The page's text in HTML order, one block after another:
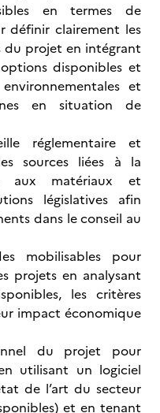
en termes de
définir clairement les
du projet en intégrant
disponibles et
et
en situation de
réglementaire et
sources liées à la
aux matériaux et
législatives afin
dans le conseil au
mobilisables pour
projets en analysant
les critères
impact économique
du projet pour
utilisant un logiciel
de l’art du secteur
et en tenant